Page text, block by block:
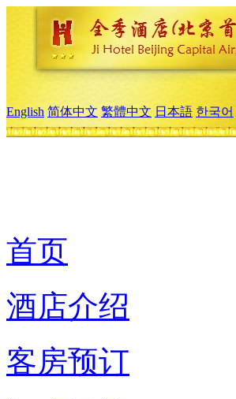
English 简体中文 繁體中文 日本語 한국어
首页
酒店介绍
客房预订